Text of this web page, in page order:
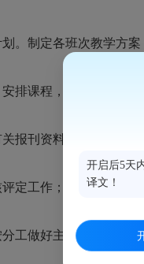
。制定各班次教学方
课程，并积极组织各
刊资料的工作，以保
定工作；
做好主体班开学前、
开启后5天
译文！